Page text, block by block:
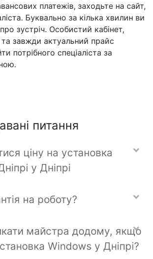
платежів, заходьте на сайт,
Буквально за кілька хвилин ви
зустріч. Особистий кабінет,
та завжди актуальний прайс
потрібного спеціаліста за
питання
ціну на установка
у Дніпрі
на роботу?
майстра додому, якщо
Windows у Дніпрі?